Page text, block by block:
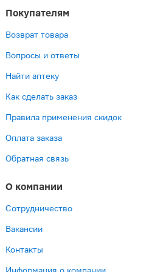
Покупателям
Возврат товара
Вопросы и ответы
Найти аптеку
Как сделать заказ
Правила применения скидок
Оплата заказа
Обратная связь
О компании
Сотрудничество
Вакансии
Контакты